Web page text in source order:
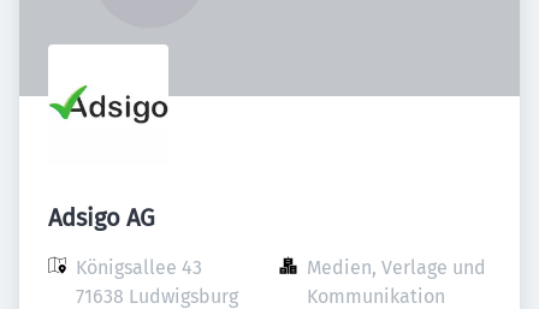
Adsigo AG
Königsallee 43
71638 Ludwigsburg
Medien, Verlage und
Kommunikation